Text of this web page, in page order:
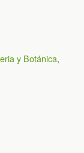
y Botánica,